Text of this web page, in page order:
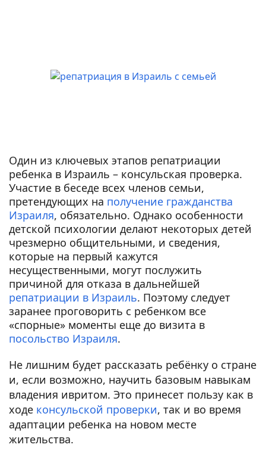
Один из ключевых этапов репатриации
ребенка в Израиль – консульская проверка.
Участие в беседе всех членов семьи,
претендующих на получение гражданства
Израиля, обязательно. Однако особенности
детской психологии делают некоторых детей
чрезмерно общительными, и сведения,
которые на первый кажутся
несущественными, могут послужить
причиной для отказа в дальнейшей
репатриации в Израиль. Поэтому следует
заранее проговорить с ребенком все
«спорные» моменты еще до визита в
посольство Израиля.
Не лишним будет рассказать ребёнку о стране
и, если возможно, научить базовым навыкам
владения ивритом. Это принесет пользу как в
ходе консульской проверки, так и во время
адаптации ребенка на новом месте
жительства.